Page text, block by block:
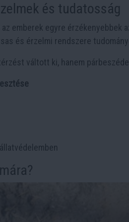
és tudatosság
emberek egyre érzékenyebbek
és érzelmi rendszere
váltott ki, hanem